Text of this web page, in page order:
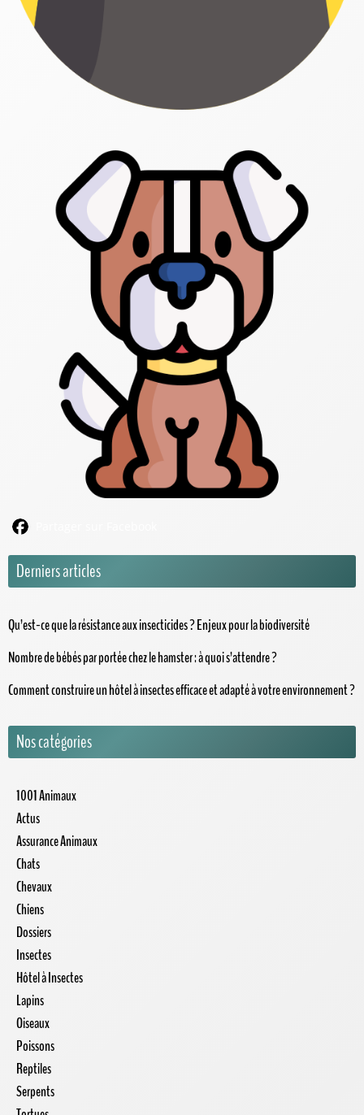
Derniers articles
Qu’est-ce que la résistance aux insecticides ? Enjeux pour la biodiversité
Nombre de bébés par portée chez le hamster : à quoi s’attendre ?
Comment construire un hôtel à insectes efficace et adapté à votre environnement ?
Nos catégories
1001 Animaux
Actus
Assurance Animaux
Chats
Chevaux
Chiens
Dossiers
Insectes
Hôtel à Insectes
Lapins
Oiseaux
Poissons
Reptiles
Serpents